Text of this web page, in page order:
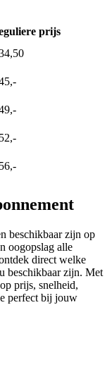
prijs
beschikbaar zijn op
oogopslag alle
direct welke
beschikbaar zijn. Met
prijs, snelheid,
perfect bij jouw